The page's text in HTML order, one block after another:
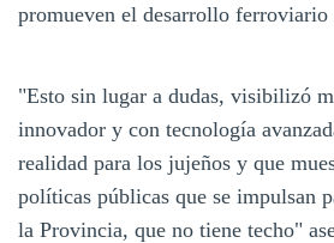
promueven el desarrollo ferroviario
"Esto sin lugar a dudas, visibilizó
innovador y con tecnología
realidad para los jujeños y que
políticas públicas que se impulsan
la Provincia, que no tiene techo"